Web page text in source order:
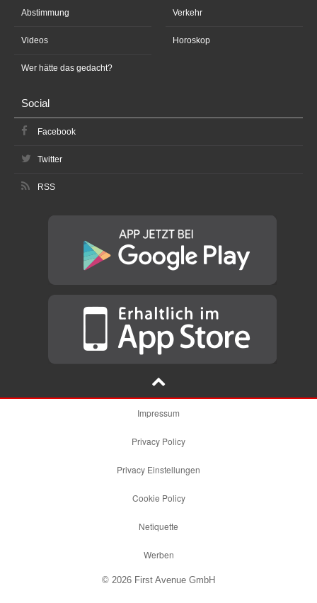
Abstimmung
Videos
Wer hätte das gedacht?
Verkehr
Horoskop
Social
Facebook
Twitter
RSS
Impressum
Privacy Policy
Privacy Einstellungen
Cookie Policy
Netiquette
Werben
© 2026 First Avenue GmbH